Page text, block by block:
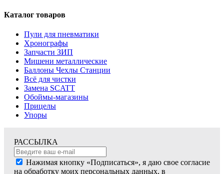
Каталог товаров
Пули для пневматики
Хронографы
Запчасти ЗИП
Мишени металлические
Баллоны Чехлы Станции
Всё для чистки
Замена SCATT
Обоймы-магазины
Прицелы
Упоры
РАССЫЛКА
Нажимая кнопку «Подписаться», я даю свое согласие
на обработку моих персональных данных, в